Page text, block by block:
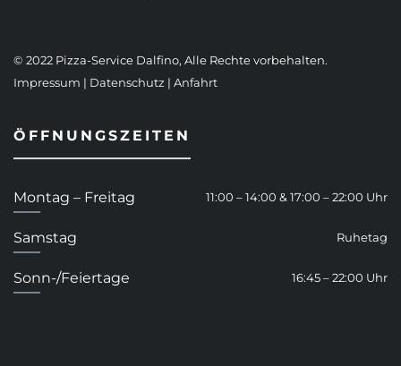
© 2022 Pizza-Service Dalfino, Alle Rechte vorbehalten.
Impressum | Datenschutz | Anfahrt
ÖFFNUNGSZEITEN
Montag – Freitag 11:00 – 14:00 & 17:00 – 22:00 Uhr
Samstag Ruhetag
Sonn-/Feiertage 16:45 – 22:00 Uhr